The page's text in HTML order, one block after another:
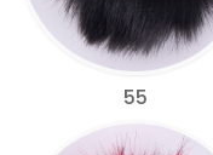
55